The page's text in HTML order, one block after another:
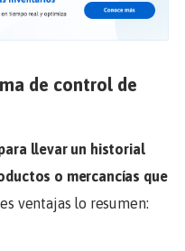
de control de
llevar un historial
o mercancías que
ventajas lo resumen: